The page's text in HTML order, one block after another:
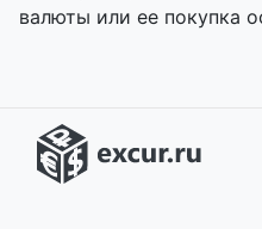
валюты или ее покупка